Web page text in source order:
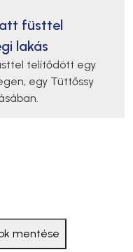
füsttel
lakás
telítődött egy
egy Tüttőssy
mentése